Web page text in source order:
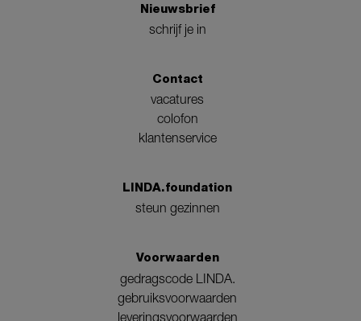
Nieuwsbrief
schrijf je in
Contact
vacatures
colofon
klantenservice
LINDA.foundation
steun gezinnen
Voorwaarden
gedragscode LINDA.
gebruiksvoorwaarden
leveringsvoorwaarden